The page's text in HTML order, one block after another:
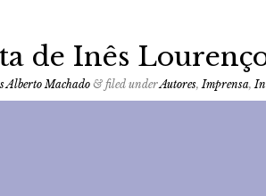
de Inês
Alberto Machado & filed underAutores,Imprensa,